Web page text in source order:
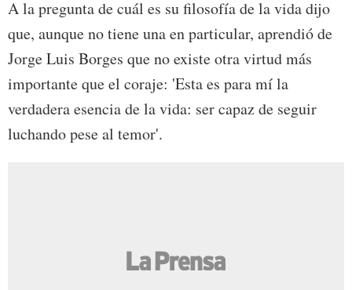
A la pregunta de cuál es su filosofía de la vida dijo
que, aunque no tiene una en particular, aprendió de
Jorge Luis Borges que no existe otra virtud más
importante que el coraje: 'Esta es para mí la
verdadera esencia de la vida: ser capaz de seguir
luchando pese al temor'.